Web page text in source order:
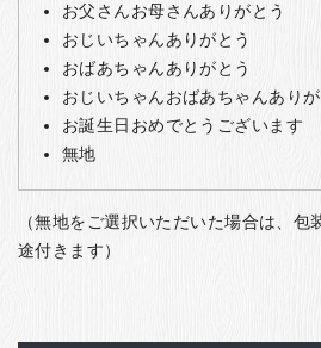
お父さんお母さんありがとう
おじいちゃんありがとう
おばあちゃんありがとう
おじいちゃんおばあちゃんありが
お誕生日おめでとうございます
無地
（無地をご選択いただいた場合は、包
途付きます）